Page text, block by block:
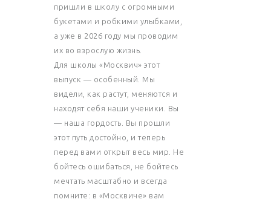
пришли в школу с огромными
букетами и робкими улыбками,
а уже в 2026 году мы проводим
их во взрослую жизнь.
Для школы «Москвич» этот
выпуск — особенный. Мы
видели, как растут, меняются и
находят себя наши ученики. Вы
— наша гордость. Вы прошли
этот путь достойно, и теперь
перед вами открыт весь мир. Не
бойтесь ошибаться, не бойтесь
мечтать масштабно и всегда
помните: в «Москвиче» вам